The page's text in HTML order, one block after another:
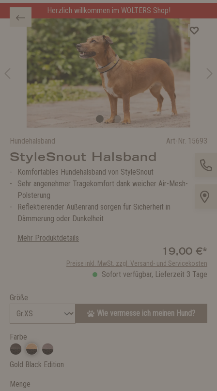
Herzlich willkommen im WOLTERS Shop!
Hundehalsband Art-Nr. 15693
StyleSnout Halsband
Komfortables Hundehalsband von StyleSnout
Sehr angenehmer Tragekomfort dank weicher Air-Mesh-
Polsterung
Reflektierender Außenrand sorgen für Sicherheit in
Dämmerung oder Dunkelheit
Mehr Produktdetails
19,00 €*
Preise inkl. MwSt. zzgl. Versand- und Servicekosten
Sofort verfügbar, Lieferzeit 3 Tage
Größe
Wie vermesse ich meinen Hund?
Farbe
Gold Black Edition
Menge